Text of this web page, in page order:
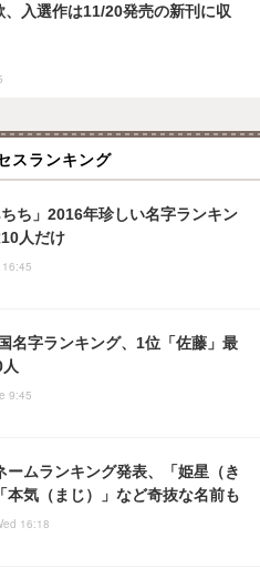
、入選作は11/20発売の新刊に収
スランキング
ち」2016年珍しい名字ランキン
人だけ
名字ランキング、1位「佐藤」最
9:45
ームランキング発表、「姫星（き
本気（まじ）」など奇抜な名前も
16:18